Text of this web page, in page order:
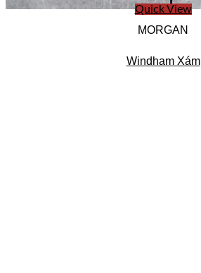
Quick View
MORGAN
Windham Xám